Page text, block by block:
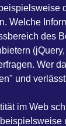
Welche
des
Wer
und
im Web